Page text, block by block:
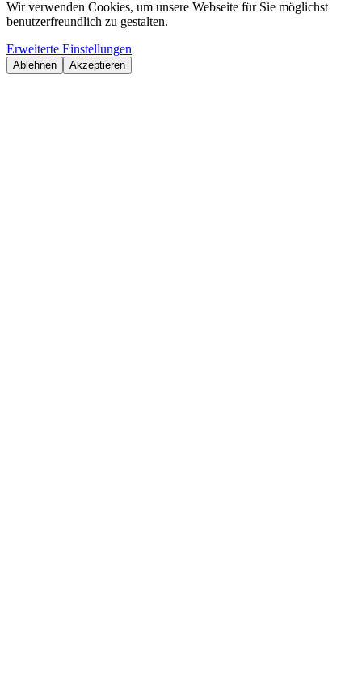
Wir verwenden Cookies, um unsere Webseite für Sie möglichst
benutzerfreundlich zu gestalten.
Erweiterte Einstellungen
Ablehnen Akzeptieren